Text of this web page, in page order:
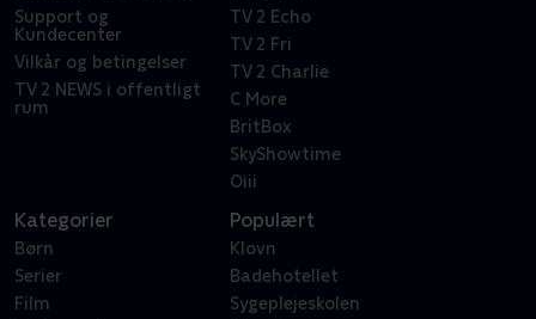
Support og
Kundecenter
Vilkår og betingelser
TV 2 NEWS i offentligt
rum
TV 2 Echo
TV 2 Fri
TV 2 Charlie
C More
BritBox
SkyShowtime
Oiii
Kategorier
Børn
Serier
Film
Populært
Klovn
Badehotellet
Sygeplejeskolen